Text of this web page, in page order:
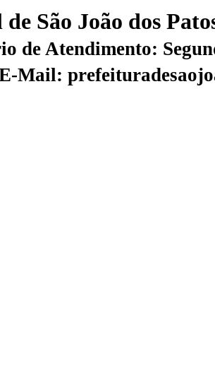
São João dos
de Atendimento:
Mail: